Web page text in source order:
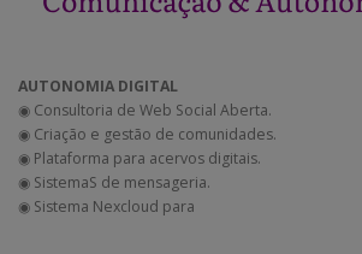
AUTONOMIA DIGITAL
◉ Consultoria de Web Social Aberta.
◉ Criação e gestão de comunidades.
◉ Plataforma para acervos digitais.
◉ SistemaS de mensageria.
◉ Sistema Nexcloud para